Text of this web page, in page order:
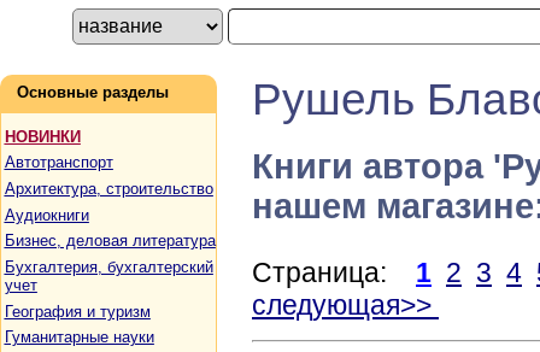
Основные разделы
НОВИНКИ
Автотранспорт
Архитектура, строительство
Аудиокниги
Бизнес, деловая литература
Бухгалтерия, бухгалтерский
учет
География и туризм
Гуманитарные науки
Рушель
Книги автора
нашем
Страница: 1 2 3 4
следующая>>